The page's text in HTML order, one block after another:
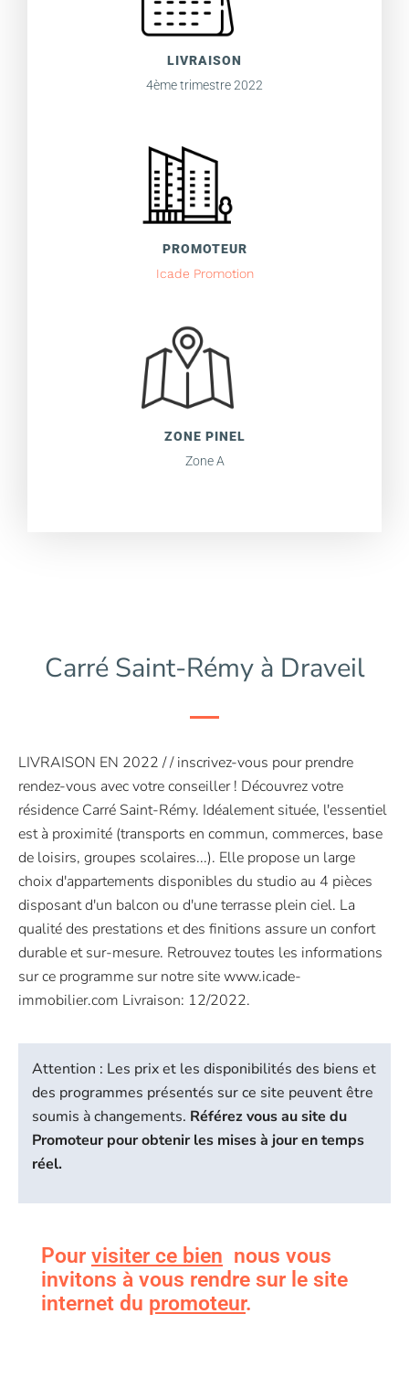
LIVRAISON
4ème trimestre 2022
PROMOTEUR
Icade Promotion
ZONE PINEL
Zone A
Carré Saint-Rémy à Draveil
LIVRAISON EN 2022 / / inscrivez-vous pour prendre
rendez-vous avec votre conseiller ! Découvrez votre
résidence Carré Saint-Rémy. Idéalement située, l'essentiel
est à proximité (transports en commun, commerces, base
de loisirs, groupes scolaires...). Elle propose un large
choix d'appartements disponibles du studio au 4 pièces
disposant d'un balcon ou d'une terrasse plein ciel. La
qualité des prestations et des finitions assure un confort
durable et sur-mesure. Retrouvez toutes les informations
sur ce programme sur notre site www.icade-
immobilier.com Livraison: 12/2022.
Attention : Les prix et les disponibilités des biens et
des programmes présentés sur ce site peuvent être
soumis à changements. Référez vous au site du
Promoteur pour obtenir les mises à jour en temps
réel.
Pour visiter ce bien nous vous
invitons à vous rendre sur le site
internet du promoteur.